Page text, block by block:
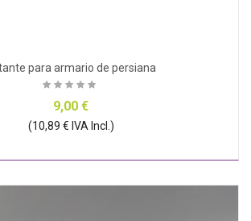
para armario de persiana
9,00 €
(10,89 € IVA Incl.)